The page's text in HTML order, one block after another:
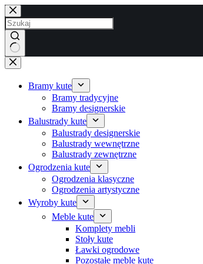
Przejdź
do
treści
Brak
wyników
Bramy kute
Bramy tradycyjne
Bramy designerskie
Balustrady kute
Balustrady designerskie
Balustrady wewnętrzne
Balustrady zewnętrzne
Ogrodzenia kute
Ogrodzenia klasyczne
Ogrodzenia artystyczne
Wyroby kute
Meble kute
Komplety mebli
Stoły kute
Ławki ogrodowe
Pozostałe meble kute